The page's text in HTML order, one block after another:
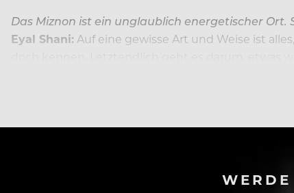
Das Miznon ist ein unglaublich energetischer
Eyal Shani: Auf eine gewisse Art und Weise ist
sondern vor allem auch die Crew. Wenn mein